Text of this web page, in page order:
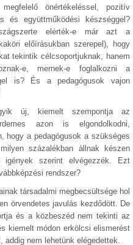
önértékeléssel, pozitív
és együttműködési készséggel?
elérték-e már azt a
előírásukban szerepel), hogy
tekintik célcsoportjuknak, hanem
e, mernek-e foglalkozni a
is? És a pedagógusok vajon
új, kiemelt szempontja az
azon is elgondolkodni,
hogy a pedagógusok a szükséges
százalékban állnak készen
szerint elvégezzék. Ezt
rendszer?
társadalmi megbecsültsége hol
örvendetes javulás kezdődött. De
és a közbeszéd nem tekinti az
kiemelt módon erkölcsi elismerést
addig nem lehetünk elégedettek.